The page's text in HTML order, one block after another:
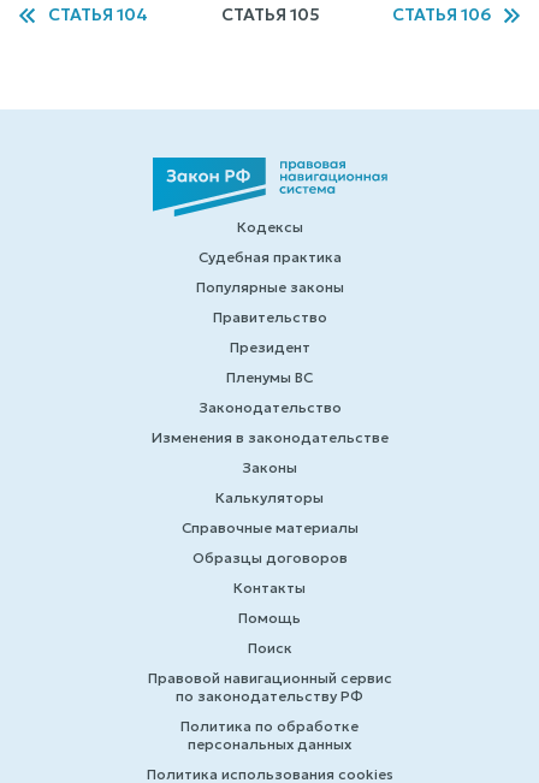
СТАТЬЯ 104 СТАТЬЯ 105 СТАТЬЯ 106
Кодексы
Судебная практика
Популярные законы
Правительство
Президент
Пленумы ВС
Законодательство
Изменения в законодательстве
Законы
Калькуляторы
Справочные материалы
Образцы договоров
Контакты
Помощь
Поиск
Правовой навигационный сервис
по законодательству РФ
Политика по обработке
персональных данных
Политика использования cookies